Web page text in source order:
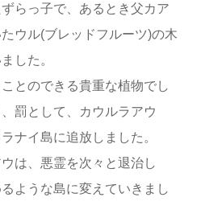
らっ子で、あるとき父カア
ウル(ブレッドフルーツ)の木
した。
とのできる貴重な植物でし
罰として、カウルラアウ
ナイ島に追放しました。
は、悪霊を次々と退治し
ような島に変えていきまし